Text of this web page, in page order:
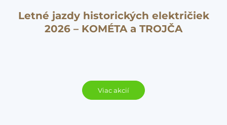
Letné jazdy historických električiek
2026 – KOMÉTA a TROJČA
Viac akcií